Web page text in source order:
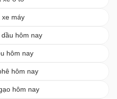
xe máy
hôm nay
hôm nay
hôm nay
hôm nay